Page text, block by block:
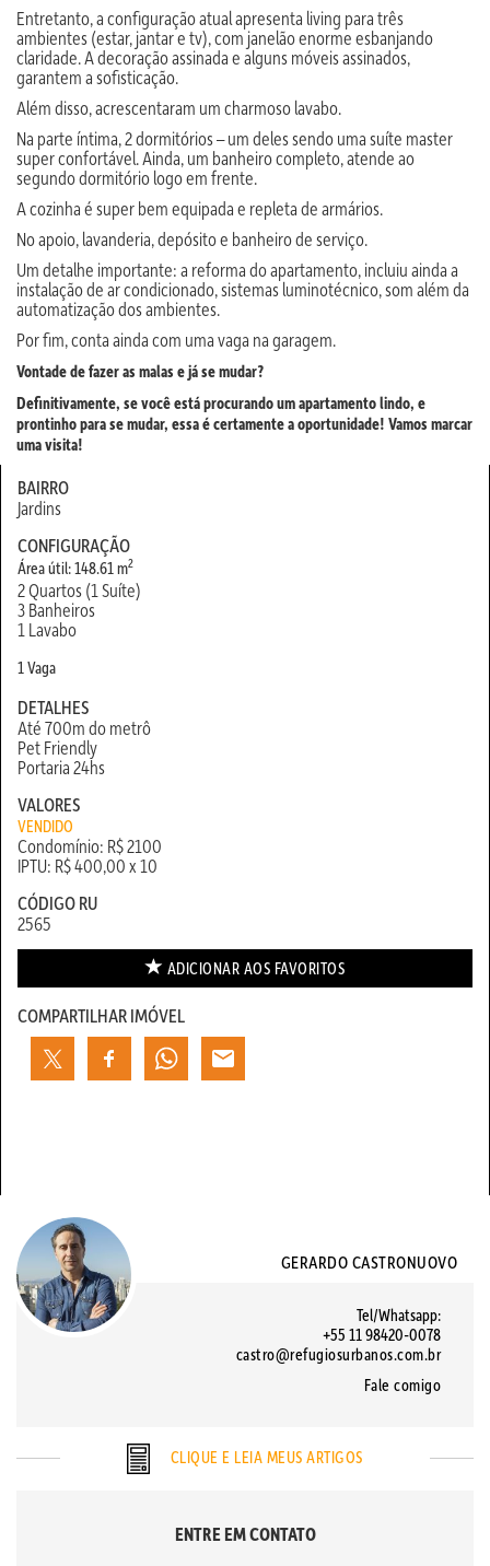
Entretanto, a configuração atual apresenta living para três
ambientes (estar, jantar e tv), com janelão enorme esbanjando
claridade. A decoração assinada e alguns móveis assinados,
garantem a sofisticação.
Além disso, acrescentaram um charmoso lavabo.
Na parte íntima, 2 dormitórios – um deles sendo uma suíte master
super confortável. Ainda, um banheiro completo, atende ao
segundo dormitório logo em frente.
A cozinha é super bem equipada e repleta de armários.
No apoio, lavanderia, depósito e banheiro de serviço.
Um detalhe importante: a reforma do apartamento, incluiu ainda a
instalação de ar condicionado, sistemas luminotécnico, som além da
automatização dos ambientes.
Por fim, conta ainda com uma vaga na garagem.
Vontade de fazer as malas e já se mudar?
Definitivamente, se você está procurando um apartamento lindo, e
prontinho para se mudar, essa é certamente a oportunidade! Vamos marcar
uma visita!
BAIRRO
Jardins
CONFIGURAÇÃO
Área útil: 148.61 m2
2 Quartos (1 Suíte)
3 Banheiros
1 Lavabo
1 Vaga
DETALHES
Até 700m do metrô
Pet Friendly
Portaria 24hs
VALORES
VENDIDO
Condomínio: R$ 2100
IPTU: R$ 400,00 x 10
CÓDIGO RU
2565
ADICIONAR AOS FAVORITOS
COMPARTILHAR IMÓVEL
GERARDO CASTRONUOVO
Tel/Whatsapp:
+55 11 98420-0078
castro@refugiosurbanos.com.br
Fale comigo
CLIQUE E LEIA MEUS ARTIGOS
ENTRE EM CONTATO